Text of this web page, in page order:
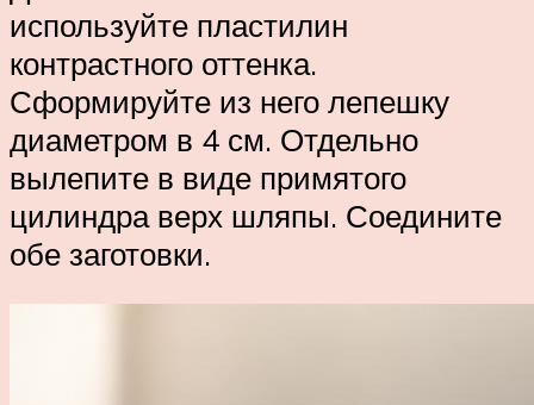
используйте пластилин
контрастного оттенка.
Сформируйте из него лепешку
диаметром в 4 см. Отдельно
вылепите в виде примятого
цилиндра верх шляпы. Соедините
обе заготовки.